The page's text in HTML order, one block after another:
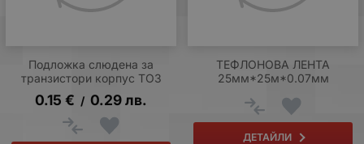
Подложка слюдена за
транзистори корпус TO3
0.15 € / 0.29лв.
ТЕФЛОНОВА ЛЕНТА
25мм*25м*0.07мм
ДЕТАЙЛИ